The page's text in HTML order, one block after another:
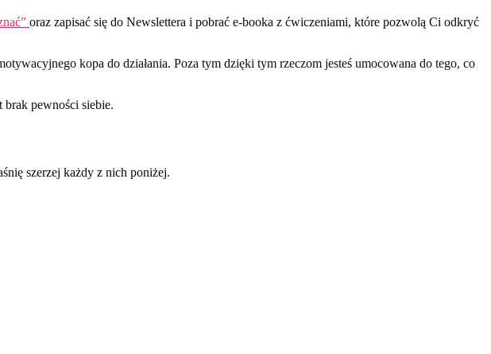
oraz zapisać się do Newslettera i pobrać e-booka z ćwiczeniami, które pozwolą Ci odkryć
kopa do działania. Poza tym dzięki tym rzeczom jesteś umocowana do tego, co
brak pewności siebie.
szerzej każdy z nich poniżej.